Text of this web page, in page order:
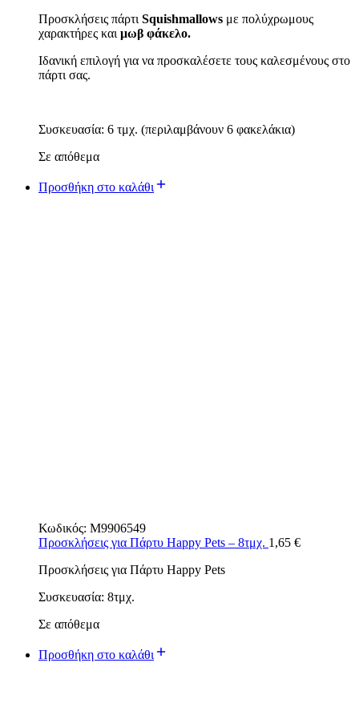
Προσκλήσεις πάρτι Squishmallows με πολύχρωμους
χαρακτήρες και μωβ φάκελο.
Ιδανική επιλογή για να προσκαλέσετε τους καλεσμένους στο
πάρτι σας.
Συσκευασία: 6 τμχ. (περιλαμβάνουν 6 φακελάκια)
Σε απόθεμα
Προσθήκη στο καλάθι
Κωδικός: M9906549
Προσκλήσεις για Πάρτυ Happy Pets – 8τμχ. 1,65 €
Προσκλήσεις για Πάρτυ Happy Pets
Συσκευασία: 8τμχ.
Σε απόθεμα
Προσθήκη στο καλάθι